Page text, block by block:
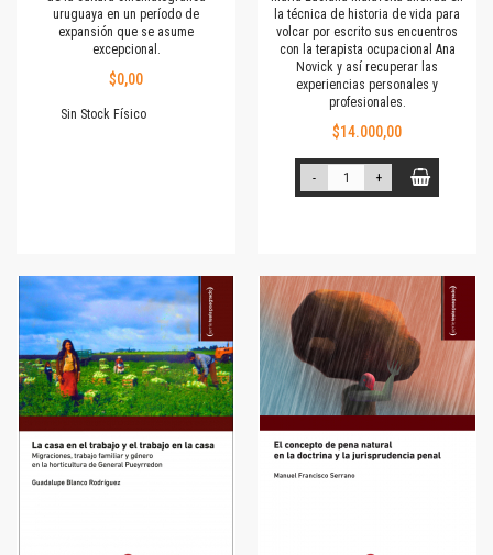
uruguaya en un período de
expansión que se asume
excepcional.
$0,00
Sin Stock Físico
la técnica de historia de vida para
volcar por escrito sus encuentros
con la terapista ocupacional Ana
Novick y así recuperar las
experiencias personales y
profesionales.
$14.000,00
- +